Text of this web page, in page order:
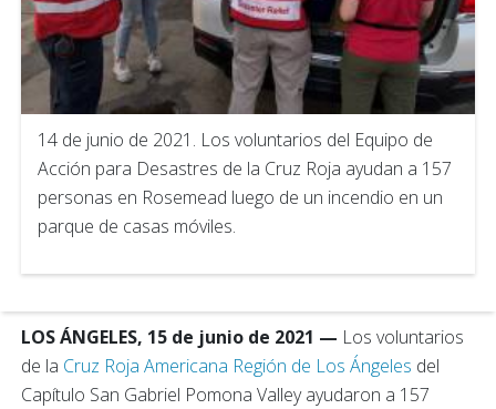
14 de junio de 2021. Los voluntarios del Equipo de
Acción para Desastres de la Cruz Roja ayudan a 157
personas en Rosemead luego de un incendio en un
parque de casas móviles.
LOS ÁNGELES, 15 de junio de 2021 — Los voluntarios
de la Cruz Roja Americana Región de Los Ángeles del
Capítulo San Gabriel Pomona Valley ayudaron a 157